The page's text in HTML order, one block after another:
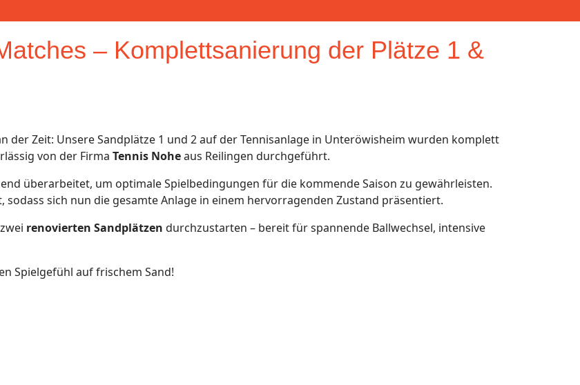
– Komplettsanierung der Plätze 1 &
der Zeit: Unsere Sandplätze 1 und 2 auf der Tennisanlage in Unteröwisheim wurden komplett
von der Firma Tennis Noheaus Reilingen durchgeführt.
überarbeitet, um optimale Spielbedingungen für die kommende Saison zu gewährleisten.
sodass sich nun die gesamte Anlage in einem hervorragenden Zustand präsentiert.
renovierten Sandplätzen durchzustarten – bereit für spannende Ballwechsel, intensive
Spielgefühl auf frischem Sand!